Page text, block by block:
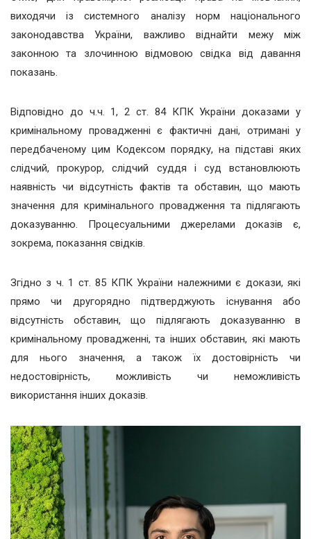
виходячи із системного аналізу норм національного
законодавства України, важливо віднайти межу між
законною та злочинною відмовою свідка від давання
показань.
Відповідно до ч.ч. 1, 2 ст. 84 КПК України доказами у
кримінальному провадженні є фактичні дані, отримані у
передбаченому цим Кодексом порядку, на підставі яких
слідчий, прокурор, слідчий суддя і суд встановлюють
наявність чи відсутність фактів та обставин, що мають
значення для кримінального провадження та підлягають
доказуванню. Процесуальними джерелами доказів є,
зокрема, показання свідків.
Згідно з ч. 1 ст. 85 КПК України належними є докази, які
прямо чи другорядно підтверджують існування або
відсутність обставин, що підлягають доказуванню в
кримінальному провадженні, та інших обставин, які мають
для нього значення, а також їх достовірність чи
недостовірність, можливість чи неможливість
використання інших доказів.